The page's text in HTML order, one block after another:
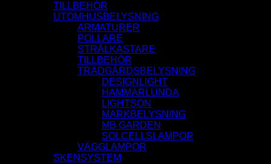
TILLBEHÖR
UTOMHUSBELYSNING
ARMATURER
POLLARE
STRÅLKASTARE
TILLBEHÖR
TRÄDGÅRDSBELYSNING
DESIGNLIGHT
HAMMARLUNDA
LIGHTSON
MARKBELYSNING
MB GARDEN
SOLCELLSLAMPOR
VÄGGLAMPOR
SKENSYSTEM